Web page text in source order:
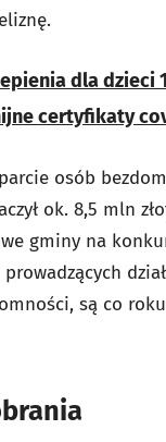
dla dzieci
certyfikaty
osób
ok. 8,5 mln
gminy na
są co